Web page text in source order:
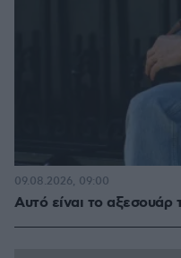
Αυτό είναι το αξεσουάρ
09.08.2026, 09:00